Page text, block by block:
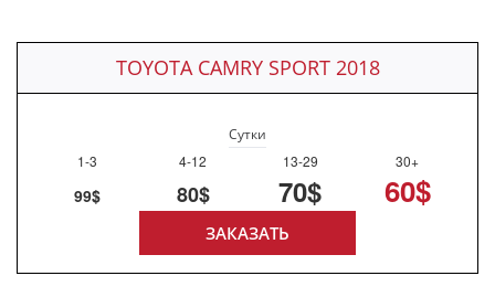
TOYOTA CAMRY SPORT 2018
Сутки
1-3
4-12 13-29 30+
99$ 80$ 70$ 60$
ЗАКАЗАТЬ